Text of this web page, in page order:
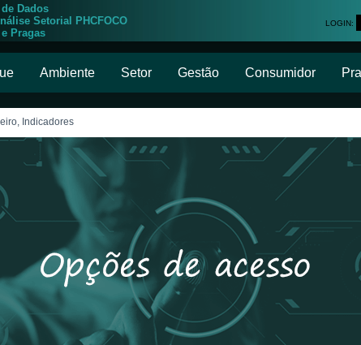
Dados
Setorial PHCFOCO
Pragas
LOGIN:
Ambiente Setor Gestão Consumidor
Indicadores